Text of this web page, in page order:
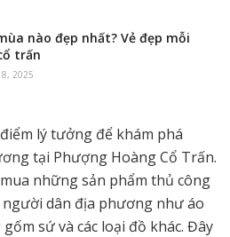
nào đẹp nhất? Vẻ đẹp mỗi
trấn
2025
lý tưởng để khám phá
tại Phượng Hoàng Cổ Trấn.
những sản phẩm thủ công
dân địa phương như áo
sứ và các loại đồ khác. Đây